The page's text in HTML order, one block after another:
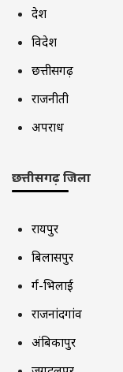
देश
विदेश
छत्तीसगढ़
राजनीती
अपराध
छत्तीसगढ़ जिला
रायपुर
बिलासपुर
दुर्ग-भिलाई
राजनांदगांव
अंबिकापुर